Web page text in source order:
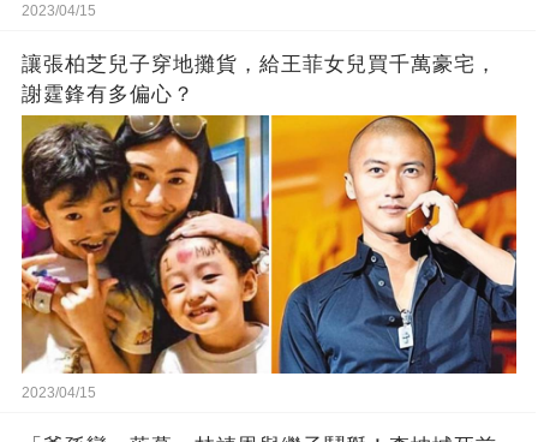
2023/04/15
讓張柏芝兒子穿地攤貨，給王菲女兒買千萬豪宅，
謝霆鋒有多偏心？
2023/04/15